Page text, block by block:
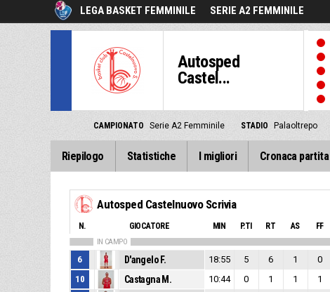
LEGA BASKET FEMMINILE SERIE A2 FEMMINILE
Autosped
Castel...
CAMPIONATO Serie A2 Femminile STADIO Palaoltrepo
Riepilogo Statistiche I migliori Cronaca partita
Autosped Castelnuovo Scrivia
N. GIOCATORE MIN P.TI RT AS FF
IN CAMPO
6 D'angelo F. 18:55 5 6 1 0
10
Castagna M. 10:44 0 1 1 1